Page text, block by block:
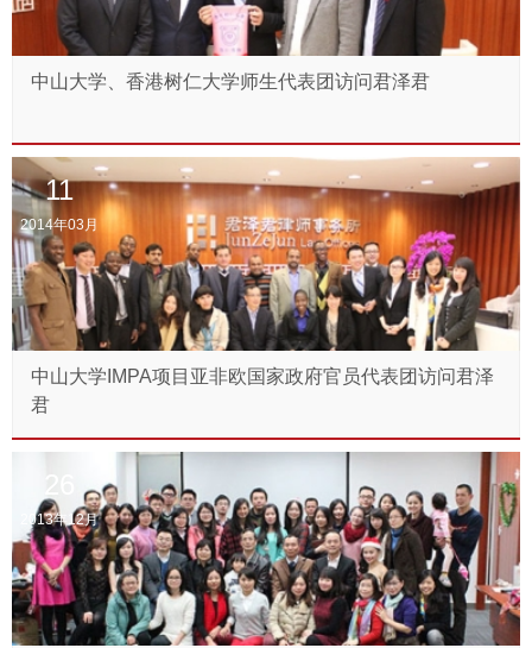
中山大学、香港树仁大学师生代表团访问君泽君
11
2014年03月
中山大学IMPA项目亚非欧国家政府官员代表团访问君泽
君
2013年12月